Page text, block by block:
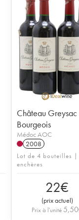
Château
Bourgeois
Médoc AOC
2008
Lot de 4 bouteilles
enchères
22€
(prix actuel)
Prix à l'unité 5,50